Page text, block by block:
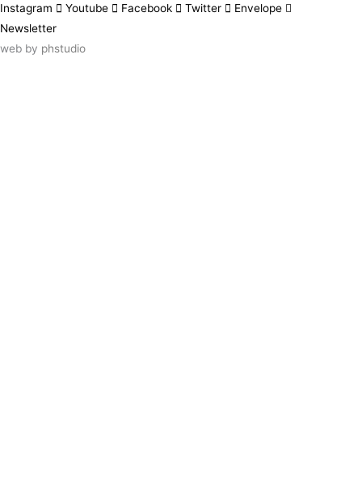
Instagram Youtube Facebook Twitter
Envelope
Newsletter
web by phstudio